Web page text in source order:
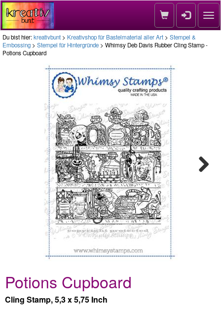
Du bist hier:kreativbunt > Kreativshop für Bastelmaterial aller Art > Stempel &
Embossing > Stempel für Hintergründe > Whimsy Deb Davis Rubber Cling Stamp -
Potions Cupboard
Potions Cupboard
Cling Stamp, 5,3 x 5,75 Inch